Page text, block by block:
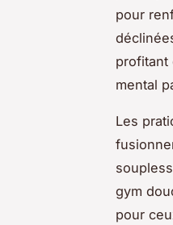
pour
profitant
mental
Les
gym
pour